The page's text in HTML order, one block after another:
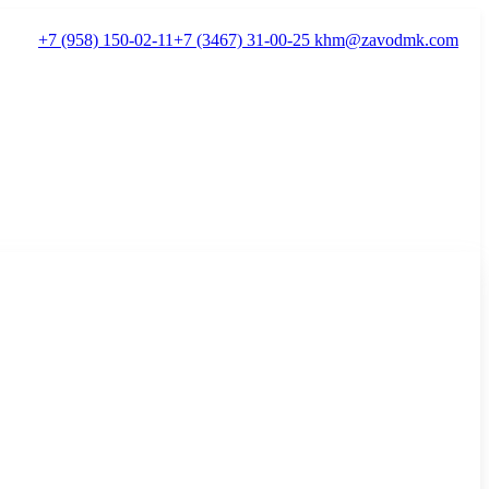
+7 (958) 150-02-11+7 (3467) 31-00-25 khm@zavodmk.com